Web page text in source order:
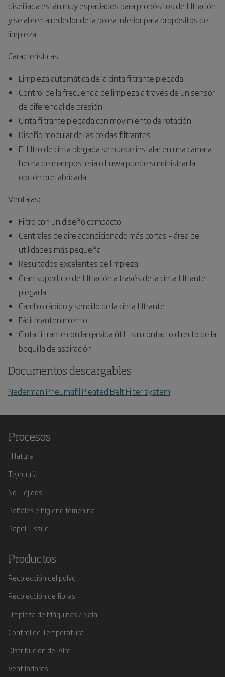
diseñada están muy espaciados para propósitos de filtración
y se abren alrededor de la polea inferior para propósitos de
limpieza.
Características:
Limpieza automática de la cinta filtrante plegada
Control de la frecuencia de limpieza a través de un sensor
de diferencial de presión
Cinta filtrante plegada con movimiento de rotación
Diseño modular de las celdas filtrantes
El filtro de cinta plegada se puede instalar en una cámara
hecha de mampostería o Luwa puede suministrar la
opción prefabricada
Ventajas:
Filtro con un diseño compacto
Centrales de aire acondicionado más cortas – área de
utilidades más pequeña
Resultados excelentes de limpieza
Gran superficie de filtración a través de la cinta filtrante
plegada
Cambio rápido y sencillo de la cinta filtrante
Fácil mantenimiento
Cinta filtrante con larga vida útil - sin contacto directo de la
boquilla de aspiración
Documentos descargables
Nederman Pneumafil Pleated Belt Filter system
Procesos
Hilatura
Tejeduría
No-Tejidos
Pañales e higiene femenina
Papel Tissue
Productos
Recolección del polvo
Recolección de fibras
Limpieza de Máquinas / Sala
Control de Temperatura
Distribución del Aire
Ventiladores